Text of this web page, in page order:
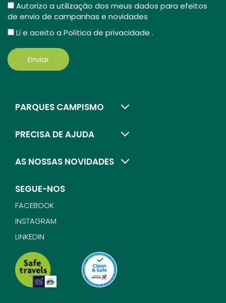
Autorizo a utilização dos meus dados para efeitos
de envio de campanhas e novidades
Li e aceito aPolítica de privacidade .
Enviar
PARQUES CAMPISMO
PRECISA DE AJUDA
AS NOSSAS NOVIDADES
SEGUE-NOS
FACEBOOK
INSTAGRAM
LINKEDIN